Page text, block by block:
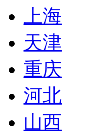
上海
天津
重庆
河北
山西